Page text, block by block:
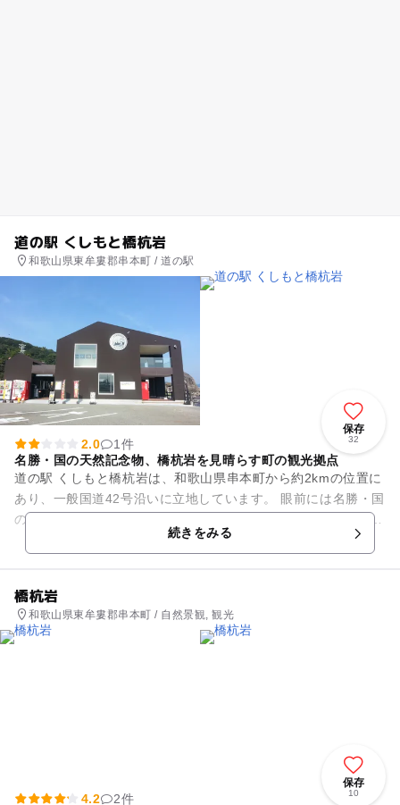
道の駅 くしもと橋杭岩
和歌山県東牟婁郡串本町 / 道の駅
保存
32
2.0
1件
名勝・国の天然記念物、橋杭岩を見晴らす町の観光拠点
道の駅 くしもと橋杭岩は、和歌山県串本町から約2kmの位置に
あり、一般国道42号沿いに立地しています。 眼前には名勝・国
の天然記念物である、橋杭岩が広がります。 雄大な自然環境の
続きをみる
橋杭岩
和歌山県東牟婁郡串本町 / 自然景観, 観光
保存
10
4.2
2件